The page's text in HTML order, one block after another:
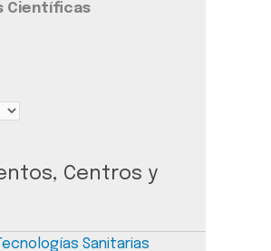
Científicas
Centros y
Sanitarias